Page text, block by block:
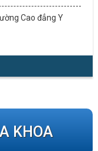
Cao đẳng Y
KHOA